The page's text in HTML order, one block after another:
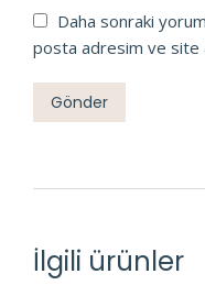
Daha sonraki
posta adresim ve site
İlgili ürünler